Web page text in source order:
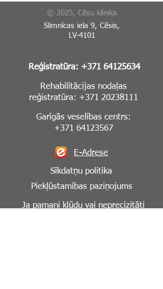
© 2025, Cēsu klīnika
Slimnīcas iela 9, Cēsis,
LV-4101
Reģistratūra: +371 64125634
Rehabilitācijas nodaļas
reģistratūra: +371 20238111
Garīgās veselības centrs:
+371 64123567
E-Adrese
Sīkdatņu politika
Piekļūstamības paziņojums
Ja pamani kļūdu vai neprecizitāti